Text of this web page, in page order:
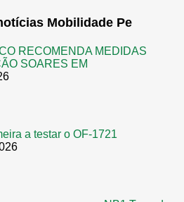
Mobilidade Pe
RECOMENDA MEDIDAS
SOARES EM
a testar o OF-1721